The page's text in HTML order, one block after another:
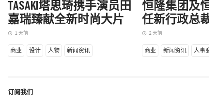
TASAKI塔思琦携手演员田
嘉瑞臻献全新时尚大片
access_time 1 天前
商业 设计 人物 新闻资讯
恒隆集团及恒
任新行政总裁
access_time 2 天前
商业 新闻资讯 人事变动
订阅我们